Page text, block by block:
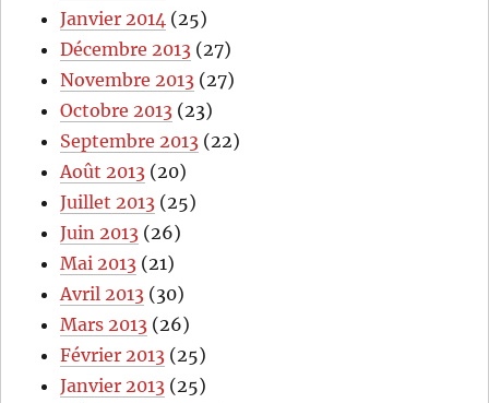
Janvier 2014 (25)
Décembre 2013 (27)
Novembre 2013 (27)
Octobre 2013 (23)
Septembre 2013 (22)
Août 2013 (20)
Juillet 2013 (25)
Juin 2013 (26)
Mai 2013 (21)
Avril 2013 (30)
Mars 2013 (26)
Février 2013 (25)
Janvier 2013 (25)